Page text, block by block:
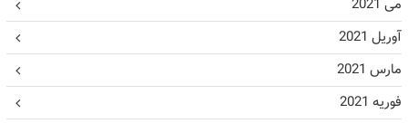
می 2021
آوریل 2021
مارس 2021
فوریه 2021